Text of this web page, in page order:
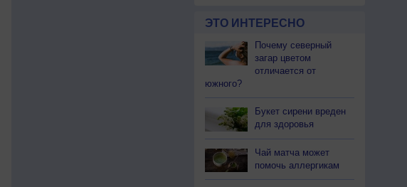
ЭТО ИНТЕРЕСНО
Почему северный
загар цветом
отличается от
южного?
Букет сирени вреден
для здоровья
Чай матча может
помочь аллергикам